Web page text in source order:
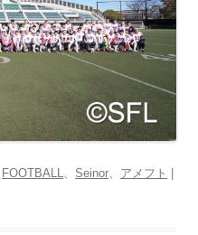
FOOTBALL、 Seinor、 アメフト